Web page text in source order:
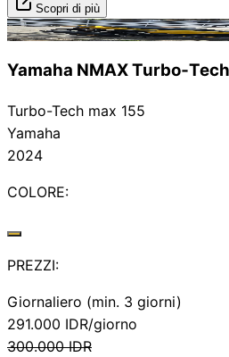
Scopri di più
Noleggiato
Yamaha NMAX
Turbo-Tech max 155
Yamaha
2024
COLORE:
PREZZI:
Giornaliero (min. 3 giorni)
291.000 IDR/giorno
300.000 IDR